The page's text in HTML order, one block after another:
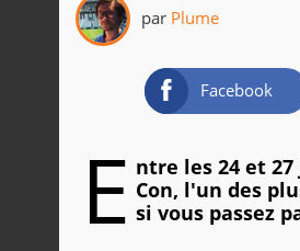
par Plume
Facebook
E ntre les 24 et
Con, l'un des
si vous passez